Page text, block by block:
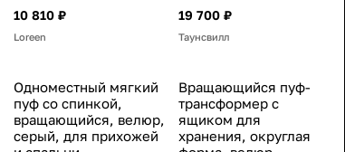
10 810 ₽
Loreen
Одноместный мягкий
пуф со спинкой,
вращающийся, велюр,
серый, для прихожей
19 700 ₽
Таунсвилл
Вращающийся пуф-
трансформер с
ящиком для
хранения, округлая